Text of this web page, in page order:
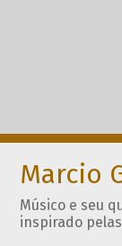
Marcio
Músico e seu
inspirado